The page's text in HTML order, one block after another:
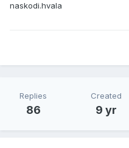
naskodi.hvala
Replies
86
Created
9 yr